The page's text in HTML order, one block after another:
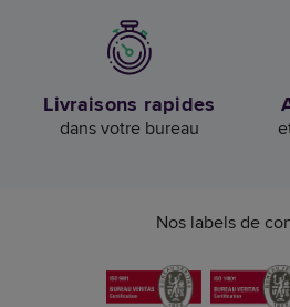
Livraisons rapides
dans votre bureau
Nos labels de